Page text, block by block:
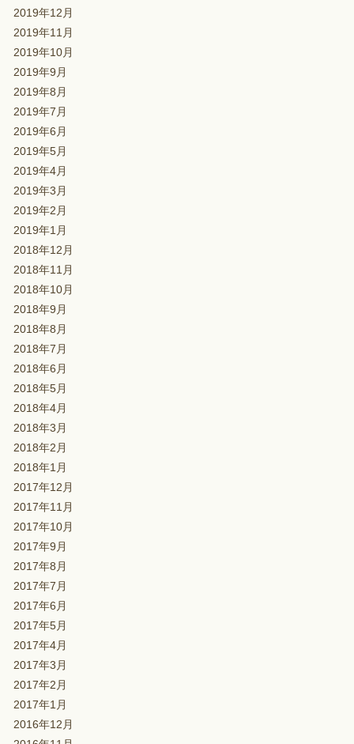
2019年12月
2019年11月
2019年10月
2019年9月
2019年8月
2019年7月
2019年6月
2019年5月
2019年4月
2019年3月
2019年2月
2019年1月
2018年12月
2018年11月
2018年10月
2018年9月
2018年8月
2018年7月
2018年6月
2018年5月
2018年4月
2018年3月
2018年2月
2018年1月
2017年12月
2017年11月
2017年10月
2017年9月
2017年8月
2017年7月
2017年6月
2017年5月
2017年4月
2017年3月
2017年2月
2017年1月
2016年12月